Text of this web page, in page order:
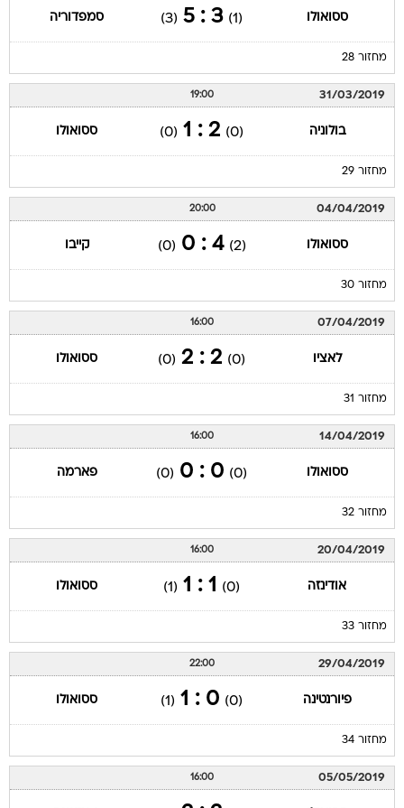
ססואולו (1)
3 : 5
(3) סמפדוריה
מחזור 28
31/03/2019
19:00
בולוניה (0)
2 : 1
(0) ססואולו
מחזור 29
04/04/2019
20:00
ססואולו (2)
4 : 0
(0) קייבו
מחזור 30
07/04/2019
16:00
לאציו (0)
2 : 2
(0) ססואולו
מחזור 31
14/04/2019
16:00
ססואולו (0)
0 : 0
(0) פארמה
מחזור 32
20/04/2019
16:00
אודינזה (0)
1 : 1
(1) ססואולו
מחזור 33
29/04/2019
22:00
פיורנטינה (0)
0 : 1
(1) ססואולו
מחזור 34
05/05/2019
16:00